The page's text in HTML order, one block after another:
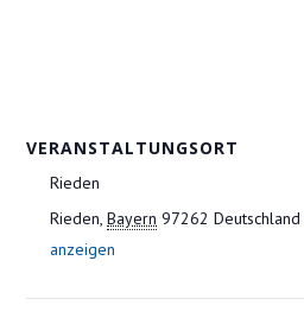
VERANSTALTUNGSORT
Rieden
Rieden, Bayern 97262 Deutschland
anzeigen